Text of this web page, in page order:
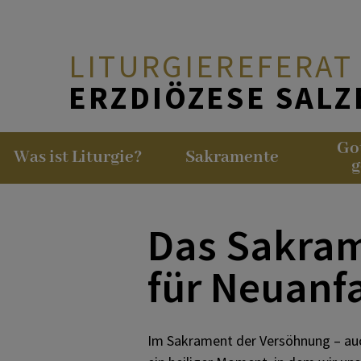
LITURGIEREFERAT
ERZDIÖZESE
ZUM SEELSORGEAMT ↗
SAKRAMENTE
Übersicht: Liturgische
Liturgische Weiterbildungen
Was ist Liturgie? Sakramente
Das
für
Im Sakrament der Versöhnung –